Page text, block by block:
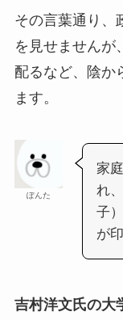
その言葉通り、
を見せませんが
配るなど、陰か
ます。​
ぽんた
家
れ
子
が
吉村洋文氏の大